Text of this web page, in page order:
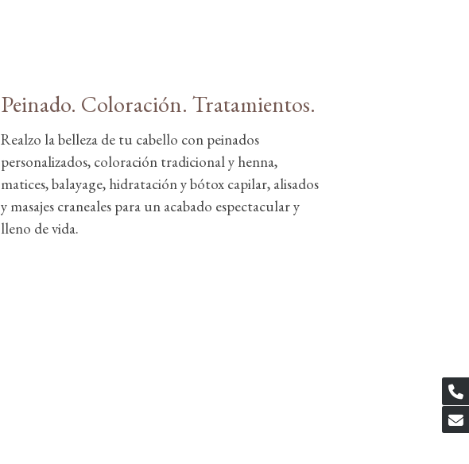
Peinado. Coloración. Tratamientos.
Realzo la belleza de tu cabello con peinados
personalizados, coloración tradicional y henna,
matices, balayage, hidratación y bótox capilar, alisados
y masajes craneales para un acabado espectacular y
lleno de vida.